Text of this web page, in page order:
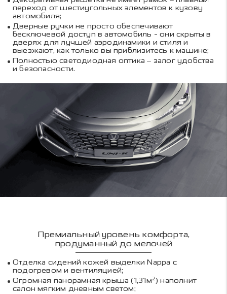
переход от шестиугольных элементов к кузову
автомобиля;
Дверные ручки не просто обеспечивают
бесключевой доступ в автомобиль - они скрыты в
дверях для лучшей аэродинамики и стиля и
выезжают, как только вы приблизитесь к машине;
Полностью светодиодная оптика – залог удобства
и безопасности.
Премиальный уровень комфорта,
продуманный до мелочей
Отделка сидений кожей выделки Nappa c
подогревом и вентиляцией;
Огромная панорамная крыша (1,31м2) наполнит
салон мягким дневным светом;